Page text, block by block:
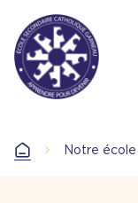
contenu
principal
AccueilNotre école